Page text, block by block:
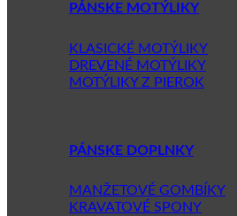
PÁNSKE MOTÝLIKY
KLASICKÉ MOTÝLIKY
DREVENÉ MOTÝLIKY
MOTÝLIKY Z PIEROK
PÁNSKE DOPLNKY
MANŽETOVÉ GOMBÍKY
KRAVATOVÉ SPONY